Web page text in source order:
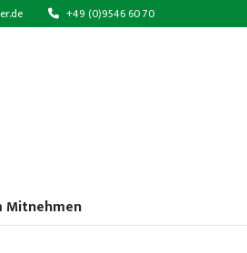
+49 (0)9546 60 70
Mitnehmen